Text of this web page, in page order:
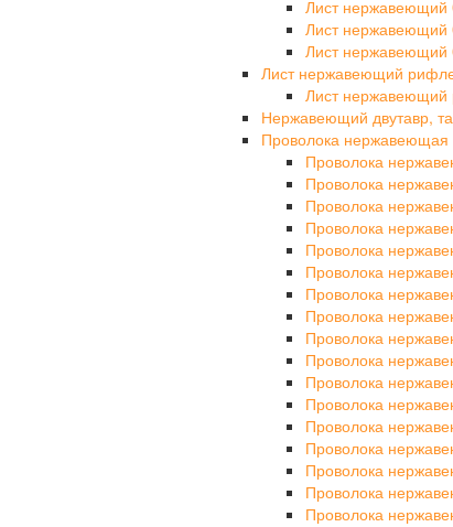
Лист нержавеющий
Лист нержавеющий
Лист нержавеющий
Лист нержавеющий
Лист
Нержавеющий двутавр,
Проволока нержавеющая
Проволока
Проволока
Проволока
Проволока
Проволока
Проволока
Проволока
Проволока
Проволока
Проволока
Проволока
Проволока
Проволока
Проволока
Проволока
Проволока
Проволока